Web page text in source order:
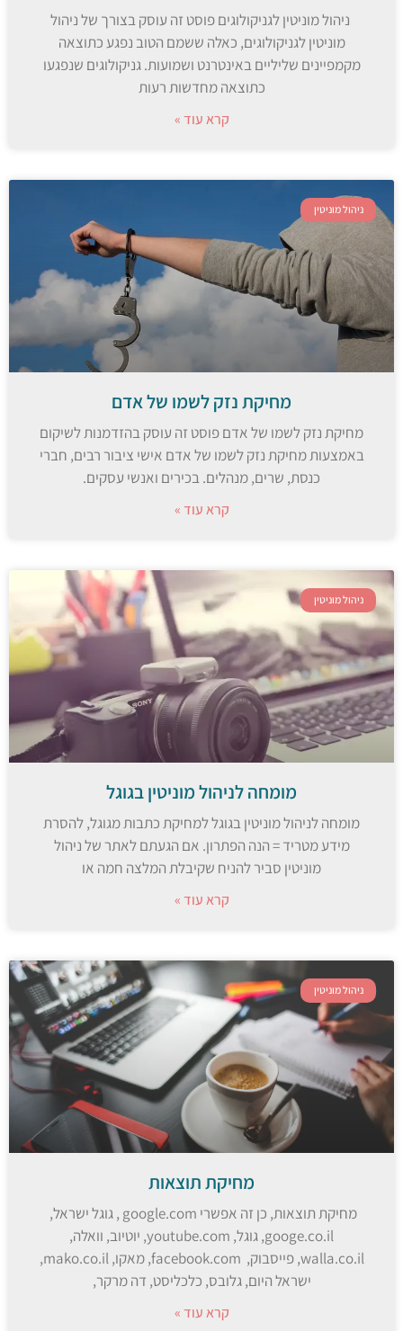
ניהול מוניטין לגניקולוגים פוסט זה עוסק בצורך של ניהול
מוניטין לגניקולוגים, כאלה ששמם הטוב נפגע כתוצאה
מקמפיינים שליליים באינטרנט ושמועות. גניקולוגים שנפגעו
כתוצאה מחדשות רעות
קרא עוד »
ניהול מוניטין
מחיקת נזק לשמו של אדם
מחיקת נזק לשמו של אדם פוסט זה עוסק בהזדמנות לשיקום
באמצעות מחיקת נזק לשמו של אדם אישי ציבור רבים, חברי
כנסת, שרים, מנהלים. בכירים ואנשי עסקים.
קרא עוד »
ניהול מוניטין
מומחה לניהול מוניטין בגוגל
מומחה לניהול מוניטין בגוגל למחיקת כתבות מגוגל, להסרת
מידע מטריד = הנה הפתרון. אם הגעתם לאתר של ניהול
מוניטין סביר להניח שקיבלת המלצה חמה או
קרא עוד »
ניהול מוניטין
מחיקת תוצאות
מחיקת תוצאות, כן זה אפשרי google.com , גוגל ישראל,
googe.co.il, גוגל, youtube.com, יוטיוב, וואלה,
walla.co.il, פייסבוק, facebook.com, מאקו, mako.co.il,
ישראל היום, גלובס, כלכליסט, דה מרקר,
קרא עוד »